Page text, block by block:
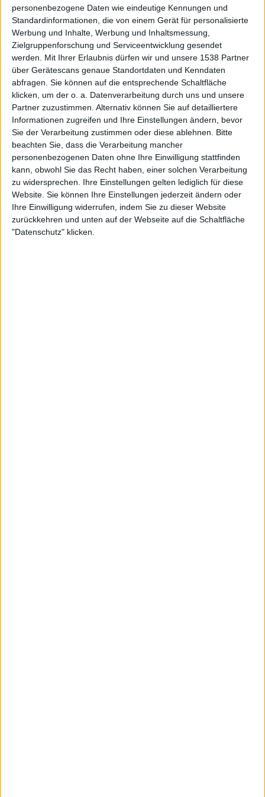
personenbezogene Daten wie eindeutige Kennungen und
Standardinformationen, die von einem Gerät für personalisierte
Werbung und Inhalte, Werbung und Inhaltsmessung,
Zielgruppenforschung und Serviceentwicklung gesendet
werden.
Mit Ihrer Erlaubnis dürfen wir und unsere 1538 Partner
über Gerätescans genaue Standortdaten und Kenndaten
abfragen. Sie können auf die entsprechende Schaltfläche
klicken, um der o. a. Datenverarbeitung durch uns und unsere
Partner zuzustimmen. Alternativ können Sie auf detailliertere
Informationen zugreifen und Ihre Einstellungen ändern, bevor
Sie der Verarbeitung zustimmen oder diese ablehnen.
Bitte
beachten Sie, dass die Verarbeitung mancher
personenbezogenen Daten ohne Ihre Einwilligung stattfinden
kann, obwohl Sie das Recht haben, einer solchen Verarbeitung
zu widersprechen. Ihre Einstellungen gelten lediglich für diese
Website. Sie können Ihre Einstellungen jederzeit ändern oder
Ihre Einwilligung widerrufen, indem Sie zu dieser Website
zurückkehren und unten auf der Webseite auf die Schaltfläche
"Datenschutz" klicken.
aufeinander aufbauen, wesentlich kürzer, als es letztlich
ist.
Bleibt zum Abschluss eigentlich nur noch die Frage offen,
was es mit dem Albumtitel „raunijaR“ auf sich hat: Dabei
handelt es sich um eine rechtslaufende Runeninschrift auf
einer in Øvre Stabu in Norwegen gefundenen Speerspitze,
die nach Klaus Düwel soviel wie „Erprober“ bedeutet und
sich auf die Funktion der Waffe bezieht – nämlich „die
feindlichen Verteidigungswaffen zu ‚erproben'“. Womit
auf einen Streich auch die Coverabbildung erklärt wäre.
Mist, hier tut was nicht.
Whoops! Hier sollte eigentlich ein Video- oder Audio-embed
erscheinen....